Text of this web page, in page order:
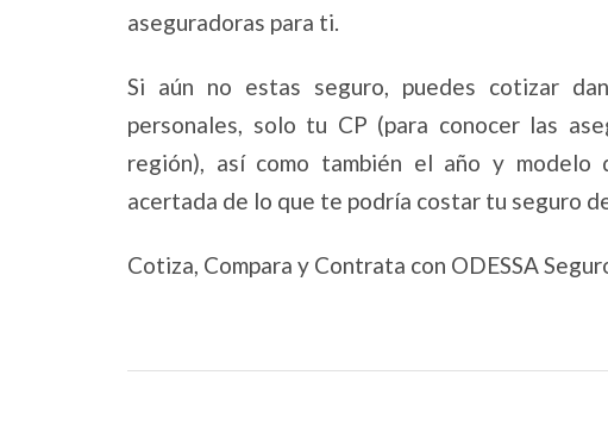
aseguradoras para ti.
Si aún no estas seguro, puedes cotizar
personales, solo tu CP (para conocer las
región), así como también el año y
acertada de lo que te podría costar tu seguro
Cotiza, Compara y Contrata con ODESSA